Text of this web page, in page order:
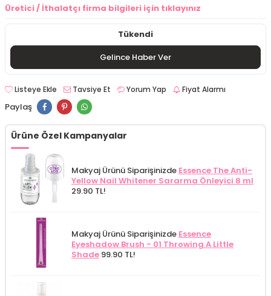
Üretici / İthalatçı firma bilgileri için tıklayınız
Tükendi
Gelince Haber Ver
Listeye Ekle Tavsiye Et Yorum Yap Fiyat Alarmı
Paylaş
Ürüne Özel Kampanyalar
Makyaj Ürünü Siparişinizde Essence The Anti-
Yellow Nail Whitener Sararma Önleyici 8 ml
29.90 TL!
Makyaj Ürünü Siparişinizde Essence
Eyeshadow Brush - 01 Throwing A Little
Shade 99.90 TL!